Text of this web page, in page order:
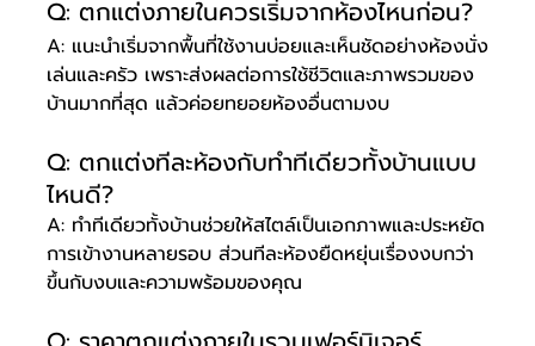
Q: ตกแต่งภายในควรเริ่มจากห้องไหนก่อน?
A: แนะนำเริ่มจากพื้นที่ใช้งานบ่อยและเห็นชัดอย่างห้องนั่ง
เล่นและครัว เพราะส่งผลต่อการใช้ชีวิตและภาพรวมของ
บ้านมากที่สุด แล้วค่อยทยอยห้องอื่นตามงบ
Q: ตกแต่งทีละห้องกับทำทีเดียวทั้งบ้านแบบ
ไหนดี?
A: ทำทีเดียวทั้งบ้านช่วยให้สไตล์เป็นเอกภาพและประหยัด
การเข้างานหลายรอบ ส่วนทีละห้องยืดหยุ่นเรื่องงบกว่า
ขึ้นกับงบและความพร้อมของคุณ